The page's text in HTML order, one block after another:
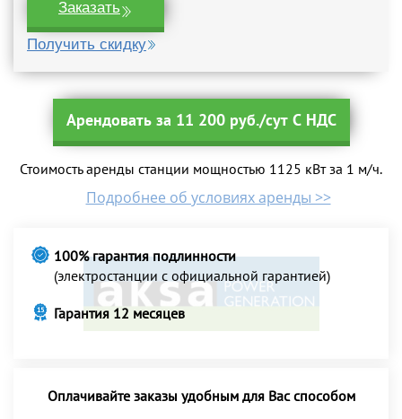
Заказать
Получить скидку
Арендовать за 11 200 руб./сут С НДС
Стоимость аренды станции мощностью 1125 кВт за 1 м/ч.
Подробнее об условиях аренды >>
100% гарантия подлинности
(электростанции с официальной гарантией)
Гарантия 12 месяцев
Оплачивайте заказы удобным для Вас способом